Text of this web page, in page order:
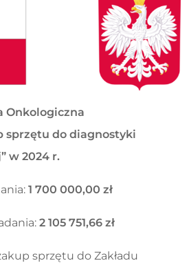
Onkologiczna
sprzętu do diagnostyki
w 2024 r.
1 700 000,00 zł
2 105 751,66 zł
sprzętu do Zakładu